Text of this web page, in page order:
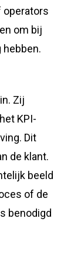
operators
om bij
Zij
KPI-
Dit
de klant.
beeld
of de
benodigd